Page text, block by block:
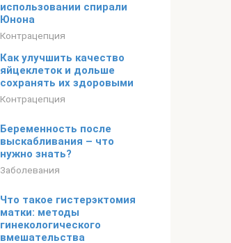
использовании спирали
Юнона
Контрацепция
Как улучшить качество
яйцеклеток и дольше
сохранять их здоровыми
Контрацепция
Беременность после
выскабливания – что
нужно знать?
Заболевания
Что такое гистерэктомия
матки: методы
гинекологического
вмешательства